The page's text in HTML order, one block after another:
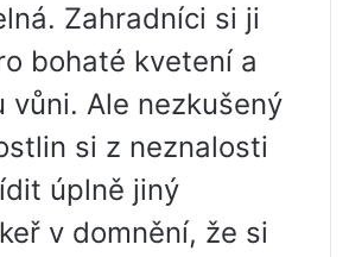
Zahradníci si ji
bohaté kvetení a
vůni. Ale nezkušený
si z neznalosti
úplně jiný
v domnění, že si